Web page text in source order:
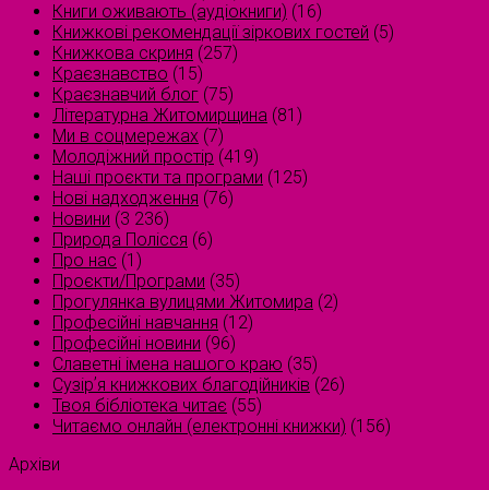
Книги оживають (аудіокниги) (16)
Книжкові рекомендації зіркових гостей (5)
Книжкова скриня (257)
Краєзнавство (15)
Краєзнавчий блог (75)
Літературна Житомирщина (81)
Ми в соцмережах (7)
Молодіжний простір (419)
Наші проєкти та програми (125)
Нові надходження (76)
Новини (3 236)
Природа Полісся (6)
Про нас (1)
Проєкти/Програми (35)
Прогулянка вулицями Житомира (2)
Професійні навчання (12)
Професійні новини (96)
Славетні імена нашого краю (35)
Сузірʼя книжкових благодійників (26)
Твоя бібліотека читає (55)
Читаємо онлайн (електронні книжки) (156)
Архіви